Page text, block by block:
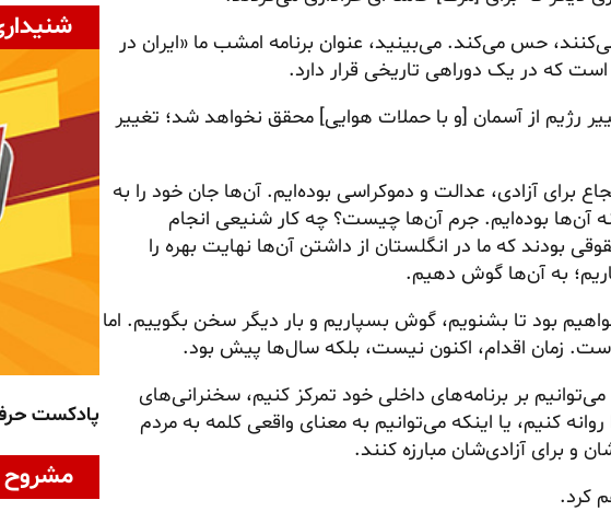
حس می‌کند. می‌بینید، عنوان برنامه امشب ما «ایران در
که در یک دوراهی تاریخی قرار دارد.
رژیم از آسمان [و با حملات هوایی] محقق نخواهد شد؛ تغییر
برای آزادی، عدالت و دموکراسی بوده‌ایم. آن‌ها جان خود را به
آن‌ها بوده‌ایم. جرم آن‌ها چیست؟ چه کار شنیعی انجام
بودند که ما در انگلستان از داشتن آن‌ها نهایت بهره را
به آن‌ها گوش دهیم.
بود تا بشنویم، گوش بسپاریم و بار دیگر سخن بگوییم. اما
زمان اقدام، اکنون نیست، بلکه سال‌ها پیش بود.
بر برنامه‌های داخلی خود تمرکز کنیم، سخنرانی‌های
کنیم، یا اینکه می‌توانیم به معنای واقعی کلمه به مردم
و برای آزادی‌شان مبارزه کنند.
کرد.
پادکست
مشروح